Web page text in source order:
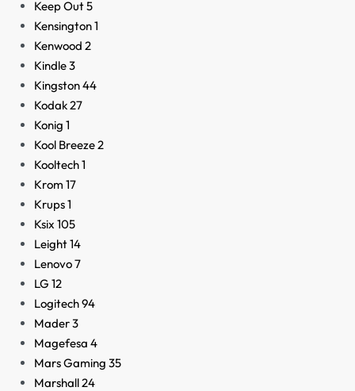
Keep Out5
Kensington1
Kenwood 2
Kindle3
Kingston44
Kodak27
Konig 1
Kool Breeze2
Kooltech1
Krom 17
Krups1
Ksix 105
Leight14
Lenovo7
LG 12
Logitech94
Mader3
Magefesa 4
Mars Gaming 35
Marshall24